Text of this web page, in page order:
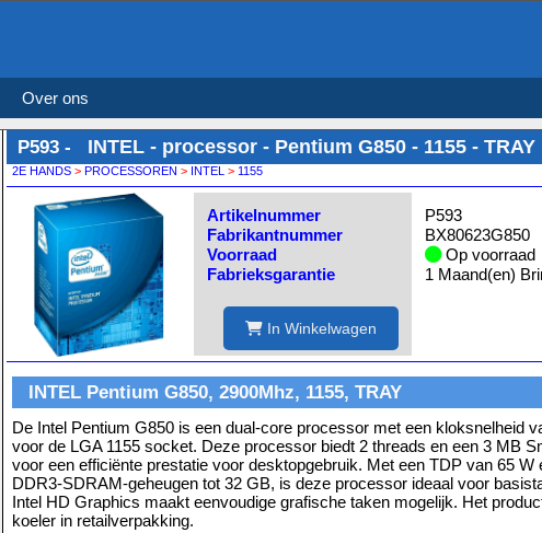
Over ons
P593 - INTEL - processor - Pentium G850 - 1155 - TRAY
2E HANDS > PROCESSOREN > INTEL > 1155
Artikelnummer
Fabrikantnummer
Voorraad
Fabrieksgarantie
In Winkelwagen
P593
BX80623G850
Op voorraad
1 Maand(en)
INTEL Pentium G850, 2900Mhz, 1155, TRAY
De Intel Pentium G850 is een dual-core processor met een kloksnelheid
voor de LGA 1155 socket. Deze processor biedt 2 threads en een 3 MB
voor een efficiënte prestatie voor desktopgebruik. Met een TDP van 65 W
DDR3-SDRAM-geheugen tot 32 GB, is deze processor ideaal voor
Intel HD Graphics maakt eenvoudige grafische taken mogelijk. Het
koeler in retailverpakking.